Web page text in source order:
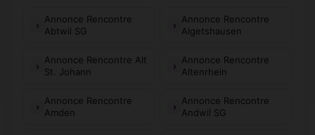
Annonce Rencontre
Abtwil SG
Annonce Rencontre
Algetshausen
Annonce Rencontre Alt
St. Johann
Annonce Rencontre
Altenrhein
Annonce Rencontre
Amden
Annonce Rencontre
Andwil SG